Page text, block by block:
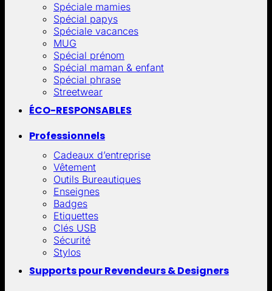
Spéciale mamies
Spécial papys
Spéciale vacances
MUG
Spécial prénom
Spécial maman & enfant
Spécial phrase
Streetwear
ÉCO-RESPONSABLES
Professionnels
Cadeaux d’entreprise
Vêtement
Outils Bureautiques
Enseignes
Badges
Etiquettes
Clés USB
Sécurité
Stylos
Supports pour Revendeurs & Designers